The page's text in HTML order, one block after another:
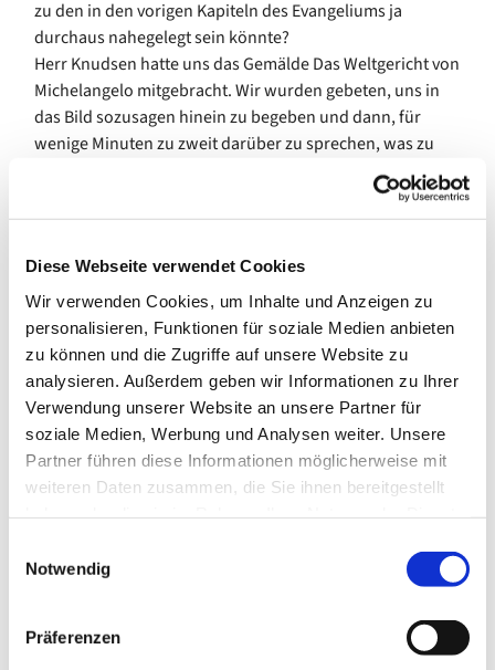
Diese Webseite verwendet Cookies
Wir verwenden Cookies, um Inhalte und Anzeigen zu
personalisieren, Funktionen für soziale Medien anbieten
zu können und die Zugriffe auf unsere Website zu
analysieren. Außerdem geben wir Informationen zu Ihrer
Verwendung unserer Website an unsere Partner für
soziale Medien, Werbung und Analysen weiter. Unsere
Partner führen diese Informationen möglicherweise mit
weiteren Daten zusammen, die Sie ihnen bereitgestellt
Notwendig
Präferenzen
zu den in den vorigen Kapiteln des Evangeliums ja
durchaus nahegelegt sein könnte?
Herr Knudsen hatte uns das Gemälde Das Weltgericht von
Michelangelo mitgebracht. Wir wurden gebeten, uns in
das Bild sozusagen hinein zu begeben und dann, für
wenige Minuten zu zweit darüber zu sprechen, was zu
Welche Gedanken kommen bei der Betrachtung? Wie sind
die Darstellungen im Bild, die Verbindungen zu den
Versen des Matthäus? Wir waren eingeladen, Gedanken
oder auch Fragen, die sich aufgetan hatten, auch noch in
die große Runde zu geben.
Michelangelo Das Jüngste Gericht in der Sixtinischen
vielleicht eher von unserem Boden aus. Im Zentrum steht
der Menschensohn. Wolken bilden die horizontale
Menschen, die Anderen beispielsweise durch Reichen der